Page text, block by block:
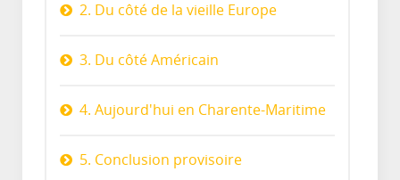
2. Du côté de la vieille Europe
3. Du côté Américain
4. Aujourd'hui en Charente-Maritime
5. Conclusion provisoire